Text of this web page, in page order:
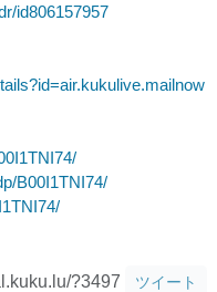
id806157957
B00I1TNI74/
?3497 ツイート